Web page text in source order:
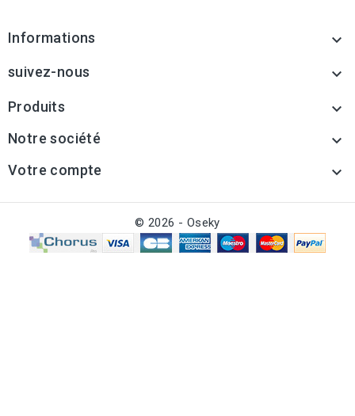
Informations 
suivez-nous 
Produits 
Notre société 
Votre compte 
© 2026 - Oseky